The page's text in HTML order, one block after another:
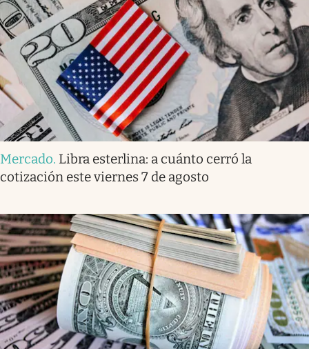
Mercado. Libra esterlina: a cuánto cerró la
cotización este viernes 7 de agosto